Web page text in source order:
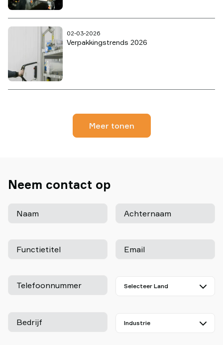
02-03-2026
Verpakkingstrends 2026
Meer tonen
Neem contact op
Naam Achternaam
Functietitel Email
Telefoonnummer
Bedrijf